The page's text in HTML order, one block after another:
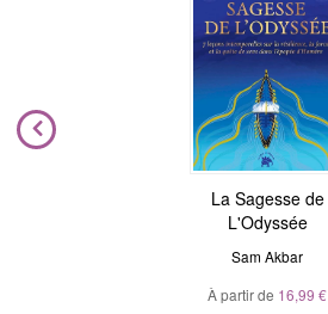
La Sagesse de
L'Odyssée
Sam Akbar
À partir de 16,99 €